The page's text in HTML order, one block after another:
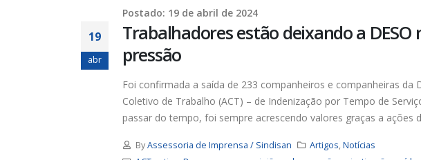
Postado: 19 de abril de 2024
19
abr
Trabalhadores estão deixando a
pressão
Foi confirmada a saída de 233 companheiros e companheiras da
Coletivo de Trabalho (ACT) – de Indenização por Tempo de
passar do tempo, foi sempre acrescendo valores graças a ações
ByAssessoria de Imprensa / Sindisan Artigos,Notícias
Eleição para Diretoria
Executiva e Conselho Fiscal do
SINDISAN acontece até o dia
24
21 de julho de 2026
Duas chapas inscritas para a
eleição do SINDISAN; pleito
19 de junho de 2026
Sergipe rejeitam
Prestação de Contas
do SINDISAN é
2 de junho de 2026